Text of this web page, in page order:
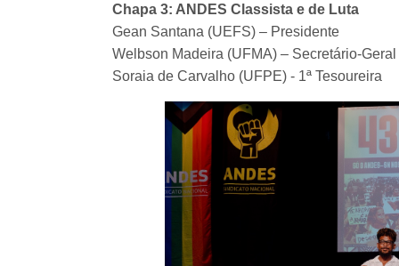
Chapa 3: ANDES Classista e de Luta
Gean Santana (UEFS) – Presidente
Welbson Madeira (UFMA) – Secretário-Geral
Soraia de Carvalho (UFPE) - 1ª Tesoureira